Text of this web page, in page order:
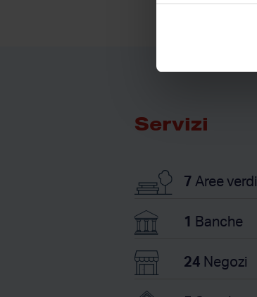
Servizi
7 Aree verdi
1 Banche
24 Negozi